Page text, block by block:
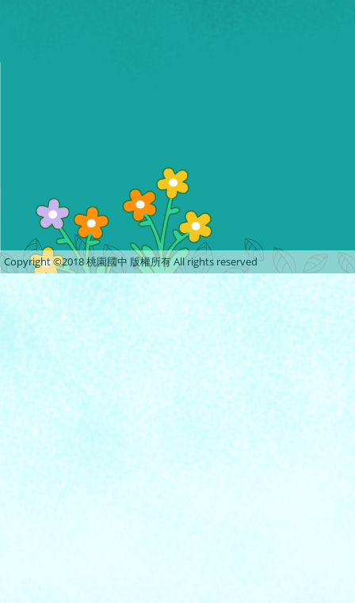
Copyright ©2018 桃園國中 版權所有 All rights reserved